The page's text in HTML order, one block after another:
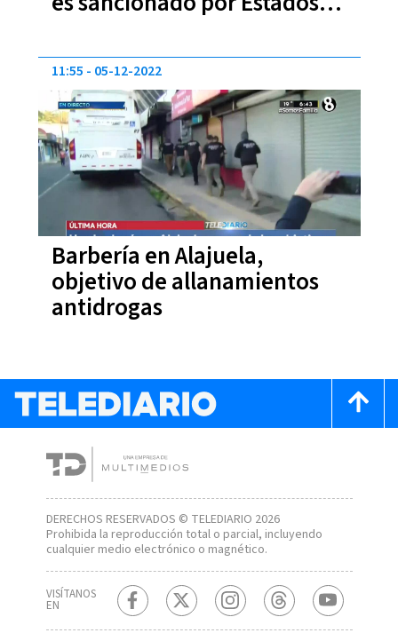
Barbería en Alajuela,
objetivo de allanamientos
antidrogas
11:55 05-12-2022
DERECHOS RESERVADOS © TELEDIARIO 2026
Prohibida la reproducción total o parcial, incluyendo
cualquier medio electrónico o magnético.
VISÍTANOS
EN